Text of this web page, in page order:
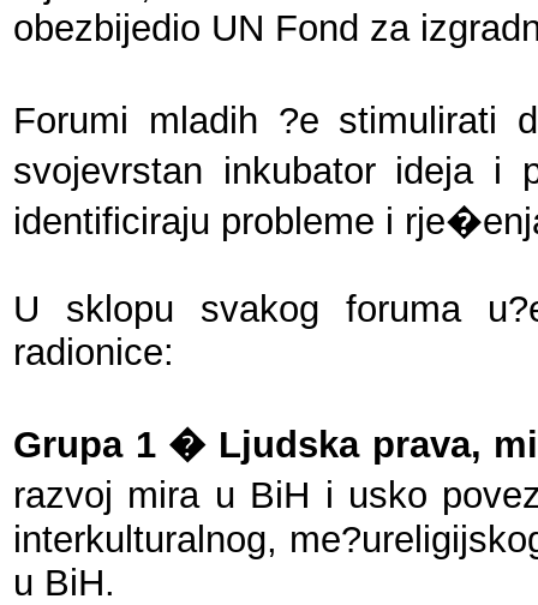
obezbijedio UN Fond za
Forumi mladih ?e stimulirati
svojevrstan inkubator ideja i
identificiraju probleme i
U sklopu svakog foruma
radionice:
Grupa 1 � Ljudska prava,
razvoj mira u BiH i usko
interkulturalnog,
u BiH.